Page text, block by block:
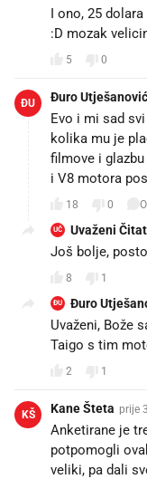
I ono, 25
:D mozak
5 0
ĐU Đuro Utješanović
Evo i mi sad
kolika mu je
filmove i
i V8 motora
18 0
UČ Uvaženi
Još bolje,
8 1
ĐU Đuro
Uvaženi, Bože
Taigo s tim
2 1
KŠ Kane Šteta prije
Anketirane je
potpomogli
veliki, pa dali